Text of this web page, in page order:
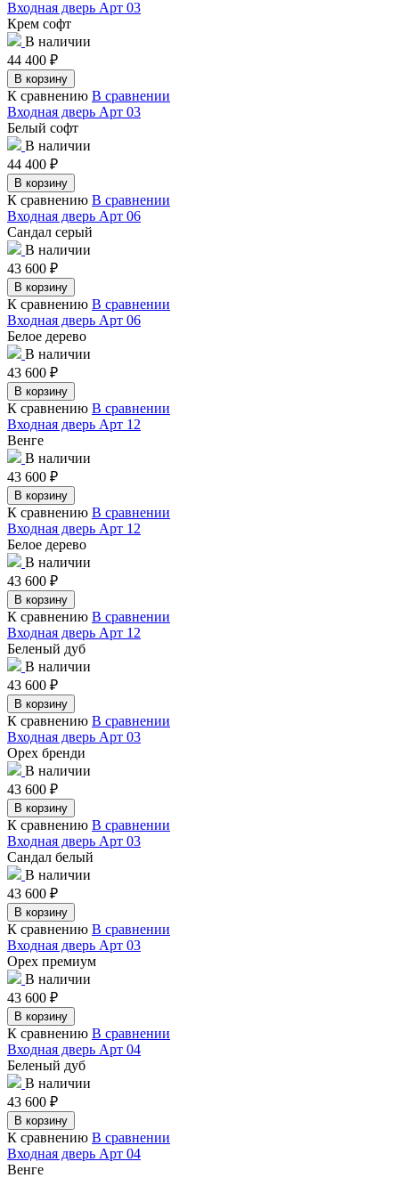
Входная дверь Арт 03
Крем софт
В наличии
44 400 ₽
В корзину
К сравнению В сравнении
Входная дверь Арт 03
Белый софт
В наличии
44 400 ₽
В корзину
К сравнению В сравнении
Входная дверь Арт 06
Сандал серый
В наличии
43 600 ₽
В корзину
К сравнению В сравнении
Входная дверь Арт 06
Белое дерево
В наличии
43 600 ₽
В корзину
К сравнению В сравнении
Входная дверь Арт 12
Венге
В наличии
43 600 ₽
В корзину
К сравнению В сравнении
Входная дверь Арт 12
Белое дерево
В наличии
43 600 ₽
В корзину
К сравнению В сравнении
Входная дверь Арт 12
Беленый дуб
В наличии
43 600 ₽
В корзину
К сравнению В сравнении
Входная дверь Арт 03
Орех бренди
В наличии
43 600 ₽
В корзину
К сравнению В сравнении
Входная дверь Арт 03
Сандал белый
В наличии
43 600 ₽
В корзину
К сравнению В сравнении
Входная дверь Арт 03
Орех премиум
В наличии
43 600 ₽
В корзину
К сравнению В сравнении
Входная дверь Арт 04
Беленый дуб
В наличии
43 600 ₽
В корзину
К сравнению В сравнении
Входная дверь Арт 04
Венге